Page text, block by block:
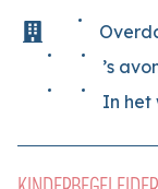
’s
In het